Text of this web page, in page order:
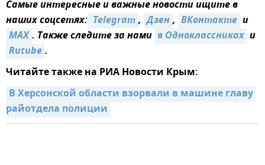
Самые интересные и важные новости ищите в
наших соцсетях: Telegram, Дзен, ВКонтакте и
MAX. Также следите за нами в Одноклассниках и
Rutube.
Читайте также на РИА Новости Крым:
В Херсонской области взорвали в машине главу
райотдела полиции